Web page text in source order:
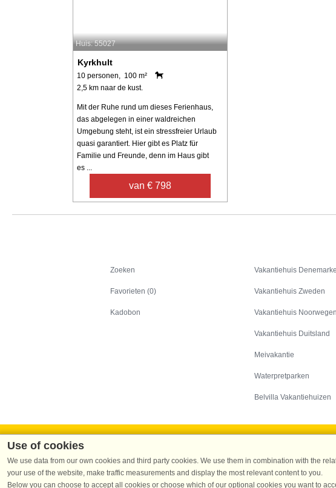
Huis: 55027
Kyrkhult
10 personen, 100 m²
2,5 km naar de kust.
Mit der Ruhe rund um dieses Ferienhaus,
das abgelegen in einer waldreichen
Umgebung steht, ist ein stressfreier Urlaub
quasi garantiert. Hier gibt es Platz für
Familie und Freunde, denn im Haus gibt
es ...
van € 798
Zoeken
Favorieten (0)
Kadobon
Vakantiehuis
Vakantiehuis Zweden
Vakantiehuis Noorwegen
Vakantiehuis Duitsland
Meivakantie
Waterpretparken
Belvilla Vakantiehuizen
Tel.:
Danske Bank
Use of cookies
We use data from our own cookies and third party cookies. We use them in combination with the
your use of the website, make traffic measurements and display the most relevant content to you.
Below you can choose to accept all cookies or choose which of our optional cookies you want to